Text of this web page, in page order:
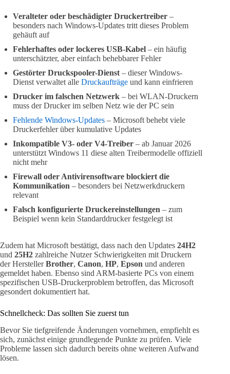
Veralteter oder beschädigter Druckertreiber –
besonders nach Windows-Updates tritt dieses Problem
gehäuft auf
Fehlerhaftes oder lockeres USB-Kabel – ein häufig
unterschätzter, aber einfach behebbarer Fehler
Gestörter Druckspooler-Dienst – dieser Windows-
Dienst verwaltet alle Druckaufträge und kann einfrieren
Drucker im falschen Netzwerk – bei WLAN-Druckern
muss der Drucker im selben Netz wie der PC sein
Fehlende Windows-Updates – Microsoft behebt viele
Druckerfehler über kumulative Updates
Inkompatible V3- oder V4-Treiber – ab Januar 2026
unterstützt Windows 11 diese alten Treibermodelle offiziell
nicht mehr
Firewall oder Antivirensoftware blockiert die
Kommunikation – besonders bei Netzwerkdruckern
relevant
Falsch konfigurierte Druckereinstellungen – zum
Beispiel wenn kein Standarddrucker festgelegt ist
Zudem hat Microsoft bestätigt, dass nach den Updates 24H2
und 25H2 zahlreiche Nutzer Schwierigkeiten mit Druckern
der HerstellerBrother, Canon, HP, Epson und anderen
gemeldet haben. Ebenso sind ARM-basierte PCs von einem
spezifischen USB-Druckerproblem betroffen, das Microsoft
gesondert dokumentiert hat.
Schnellcheck: Das sollten Sie zuerst tun
Bevor Sie tiefgreifende Änderungen vornehmen, empfiehlt es
sich, zunächst einige grundlegende Punkte zu prüfen. Viele
Probleme lassen sich dadurch bereits ohne weiteren Aufwand
lösen.